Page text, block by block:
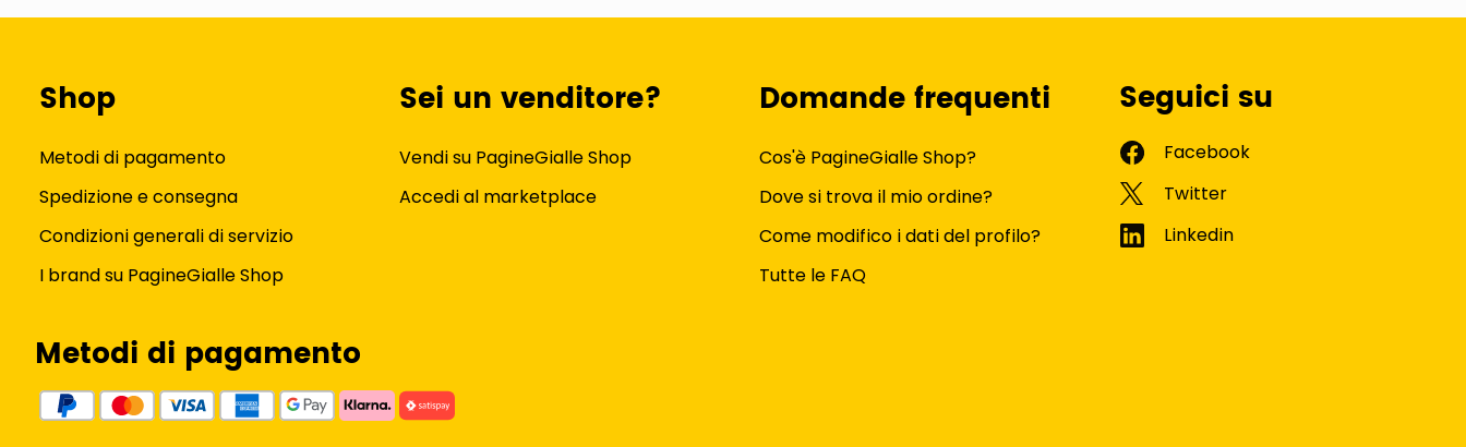
Shop
Metodi di pagamento
Spedizione e consegna
Condizioni generali di servizio
I brand su PagineGialle Shop
Sei un venditore?
Vendi su PagineGialle Shop
Accedi al marketplace
Domande frequenti
Cos'è PagineGialle Shop?
Dove si trova il mio ordine?
Come modifico i dati del profilo?
Tutte le FAQ
Seguici su
Metodi di pagamento